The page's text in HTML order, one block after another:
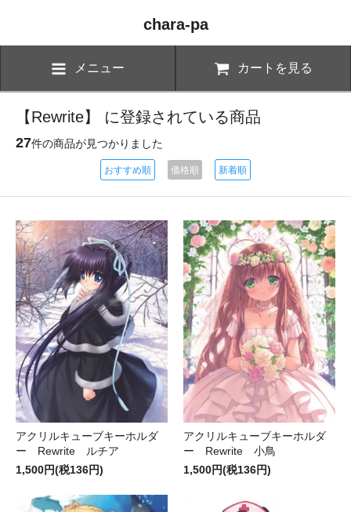
chara-pa
メニュー カートを見る
【Rewrite】 に登録されている商品
27件の商品が見つかりました
おすすめ順 価格順 新着順
アクリルキューブキーホルダ
ー Rewrite ルチア
1,500円(税136円)
アクリルキューブキーホルダ
ー Rewrite 小鳥
1,500円(税136円)